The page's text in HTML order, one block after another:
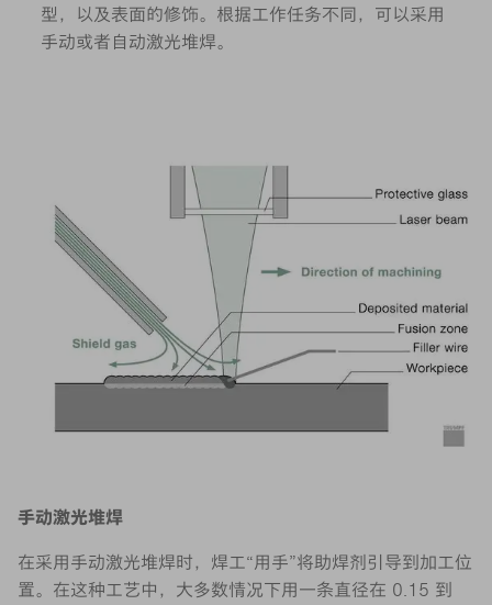
型，以及表面的修饰。根据工作任务不同，可以采用
手动或者自动激光堆焊。
手动激光堆焊
在采用手动激光堆焊时，焊工“用手”将助焊剂引导到加工位
置。在这种工艺中，大多数情况下用一条直径在 0.15 到